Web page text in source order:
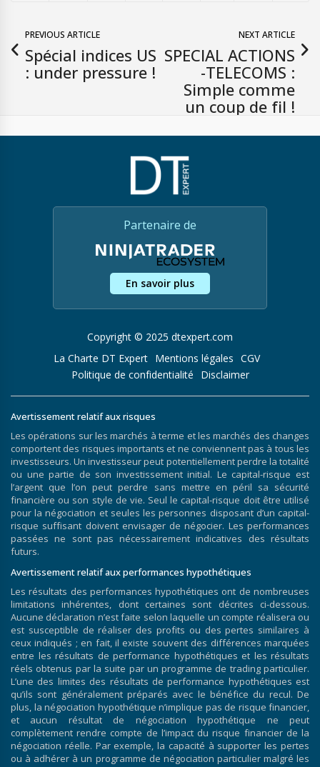
PREVIOUS ARTICLE
Spécial indices US
: under pressure !
NEXT ARTICLE
SPECIAL ACTIONS
-TELECOMS :
Simple comme
un coup de fil !
Partenaire de
En savoir plus
Copyright © 2025 dtexpert.com
La Charte DT Expert
Mentions légales CGV
Politique de confidentialité
Disclaimer
Avertissement relatif aux risques
Les opérations sur les marchés à terme et les marchés des changes
comportent des risques importants et ne conviennent pas à tous les
investisseurs. Un investisseur peut potentiellement perdre la totalité
ou une partie de son investissement initial. Le capital-risque est
l’argent que l’on peut perdre sans mettre en péril sa sécurité
financière ou son style de vie. Seul le capital-risque doit être utilisé
pour la négociation et seules les personnes disposant d’un capital-
risque suffisant doivent envisager de négocier. Les performances
passées ne sont pas nécessairement indicatives des résultats
futurs.
Avertissement relatif aux performances hypothétiques
Les résultats des performances hypothétiques ont de nombreuses
limitations inhérentes, dont certaines sont décrites ci-dessous.
Aucune déclaration n’est faite selon laquelle un compte réalisera ou
est susceptible de réaliser des profits ou des pertes similaires à
ceux indiqués ; en fait, il existe souvent des différences marquées
entre les résultats de performance hypothétiques et les résultats
réels obtenus par la suite par un programme de trading particulier.
L’une des limites des résultats de performance hypothétiques est
qu’ils sont généralement préparés avec le bénéfice du recul. De
plus, la négociation hypothétique n’implique pas de risque financier,
et aucun résultat de négociation hypothétique ne peut
complètement rendre compte de l’impact du risque financier de la
négociation réelle. Par exemple, la capacité à supporter les pertes
ou à adhérer à un programme de négociation particulier malgré les